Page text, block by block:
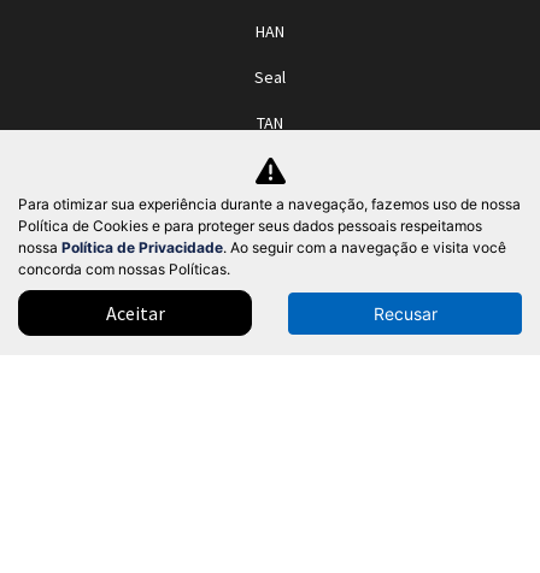
HAN
Seal
TAN
Yuan Plus
Yuan Pro
Ofertas
Para otimizar sua experiência durante a navegação, fazemos uso de nossa
Política de Cookies e para proteger seus dados pessoais respeitamos
nossa Política de Privacidade. Ao seguir com a navegação e visita você
concorda com nossas Políticas.
Aceitar Recusar